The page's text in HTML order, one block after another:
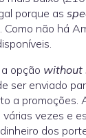
porque as
não há
opção without
ser enviado
a promoções.
várias vezes e
dos